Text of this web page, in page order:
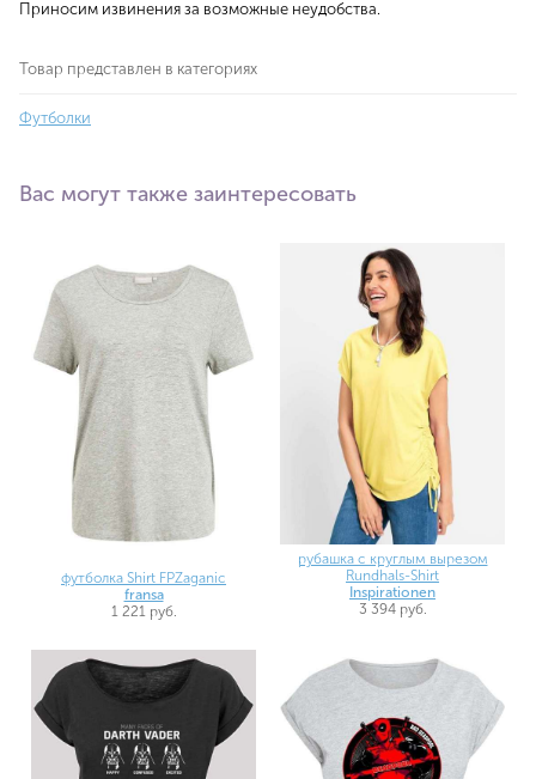
Приносим извинения за возможные неудобства.
Товар представлен в категориях
Футболки
Вас могут также заинтересовать
футболка Shirt FPZaganic
fransa
1 221 руб.
рубашка с круглым вырезом
Rundhals-Shirt
Inspirationen
3 394 руб.